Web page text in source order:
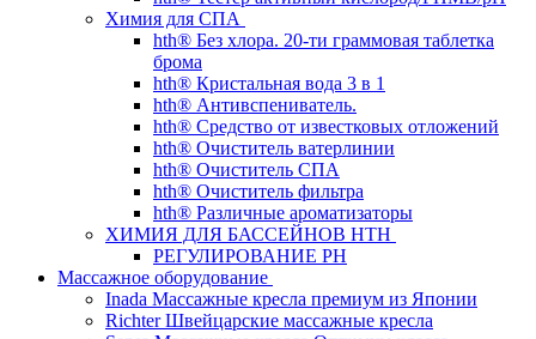
Химия для СПА
hth® Без хлора. 20-ти граммовая таблетка
брома
hth® Кристальная вода 3 в 1
hth® Антивспениватель.
hth® Средство от известковых отложений
hth® Очиститель ватерлинии
hth® Очиститель СПА
hth® Очиститель фильтра
hth® Различные ароматизаторы
ХИМИЯ ДЛЯ БАССЕЙНОВ HTH
РЕГУЛИРОВАНИЕ PH
Массажное оборудование
Inada Массажные кресла премиум из Японии
Richter Швейцарские массажные кресла